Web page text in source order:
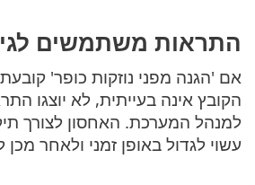
התראות משתמשים
אם 'הגנה מפני נוזקות כופר'
הקובץ אינה בעייתית, לא יוצגו
למנהל המערכת. האחסון לצורך
עשוי לגדול באופן זמני ולאחר